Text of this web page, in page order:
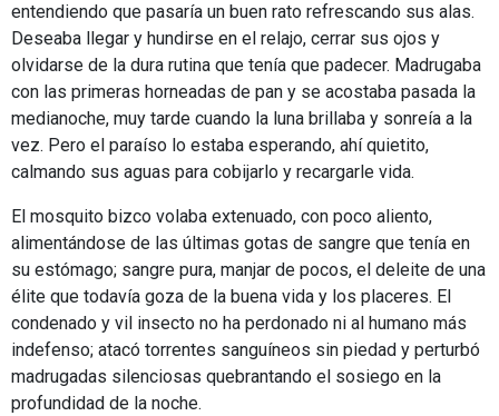
entendiendo que pasaría un buen rato refrescando sus alas.
Deseaba llegar y hundirse en el relajo, cerrar sus ojos y
olvidarse de la dura rutina que tenía que padecer. Madrugaba
con las primeras horneadas de pan y se acostaba pasada la
medianoche, muy tarde cuando la luna brillaba y sonreía a la
vez. Pero el paraíso lo estaba esperando, ahí quietito,
calmando sus aguas para cobijarlo y recargarle vida.
El mosquito bizco volaba extenuado, con poco aliento,
alimentándose de las últimas gotas de sangre que tenía en
su estómago; sangre pura, manjar de pocos, el deleite de una
élite que todavía goza de la buena vida y los placeres. El
condenado y vil insecto no ha perdonado ni al humano más
indefenso; atacó torrentes sanguíneos sin piedad y perturbó
madrugadas silenciosas quebrantando el sosiego en la
profundidad de la noche.